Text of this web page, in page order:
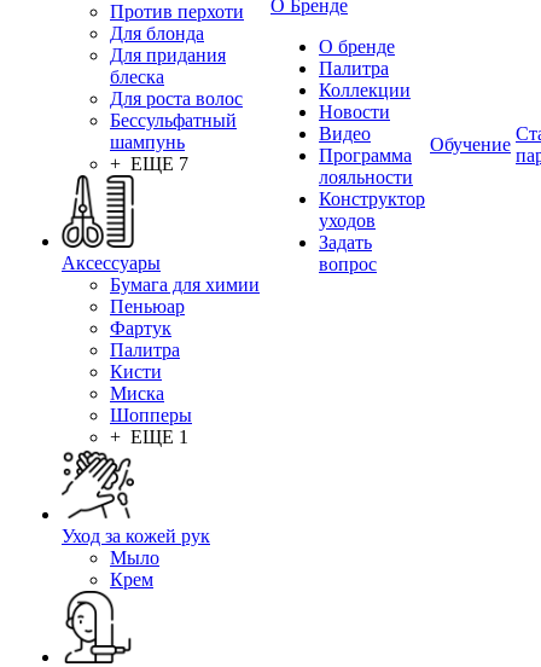
Против перхоти
Для блонда
Для придания
блеска
Для роста волос
Бессульфатный
шампунь
+ ЕЩЕ 7
Аксессуары
Бумага для химии
Пеньюар
Фартук
Палитра
Кисти
Миска
Шопперы
+ ЕЩЕ 1
Уход за кожей рук
Мыло
Крем
О Бренде
О бренде
Палитра
Коллекции
Новости
Видео
Программа
лояльности
Конструктор
уходов
Задать
вопрос
Обучение